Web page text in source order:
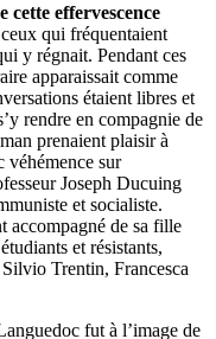
cette effervescence
qui fréquentaient
y régnait. Pendant ces
apparaissait comme
étaient libres et
rendre en compagnie de
prenaient plaisir à
véhémence sur
Joseph Ducuing
et socialiste.
accompagné de sa fille
et résistants,
Trentin, Francesca
fut à l’image de